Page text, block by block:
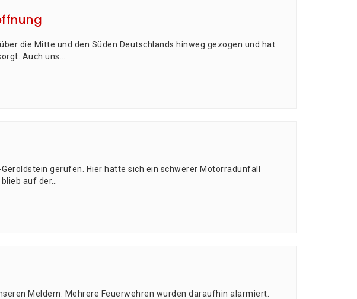
die Mit­te und den Süden Deutsch­lands hin­weg gezo­gen und hat
Auch uns…
geru­fen. Hier hat­te sich ein schwe­rer Motor­rad­un­fall
auf der…
Mel­dern. Meh­re­re Feu­er­weh­ren wur­den dar­auf­hin alarmiert.